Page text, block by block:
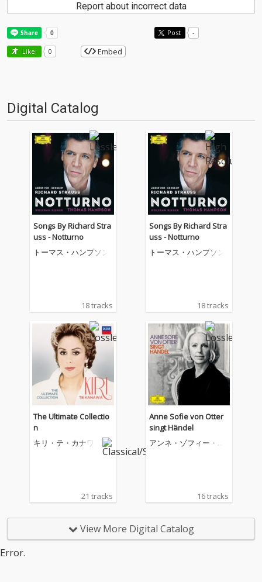
Report about incorrect data
Post -
Like! 0 Embed
Digital Catalog
Songs By Richard Stra
uss - Notturno
トーマス・ハンプソン
18 tracks
Songs By Richard Stra
uss - Notturno
トーマス・ハンプソン
18 tracks
The Ultimate Collectio
n
キリ・テ・カナワ
21 tracks
Anne Sofie von Otter
singt Händel
アンネ・ゾフィー・フ
16 tracks
View More Digital Catalog
Error.